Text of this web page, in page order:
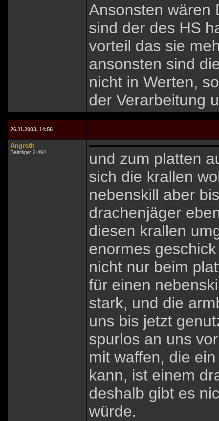
Ansonsten wären
sind der des HS
vorteil das sie
ansonsten sind
nicht in Werten,
der Verarbeitung
26.11.2003, 14:56
Angroth
Beiträge: 2.494
und zum platten
sich die krallen
nebenskill aber
drachenjäger
diesen krallen
enormes
nicht nur beim
für einen
stark, und die
uns bis jetzt
spurlos an uns
mit waffen, die
kann, ist einem
deshalb gibt es
würde.